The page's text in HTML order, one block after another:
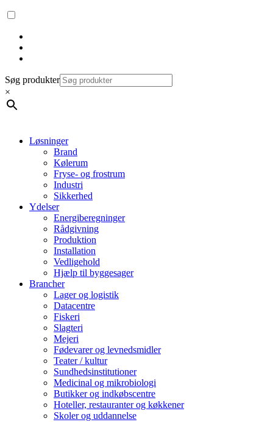
Søg produkter
×
Løsninger
Brand
Kølerum
Fryse- og frostrum
Industri
Sikkerhed
Ydelser
Energiberegninger
Rådgivning
Produktion
Installation
Vedligehold
Hjælp til byggesager
Brancher
Lager og logistik
Datacentre
Fiskeri
Slagteri
Mejeri
Fødevarer og levnedsmidler
Teater / kultur
Sundhedsinstitutioner
Medicinal og mikrobiologi
Butikker og indkøbscentre
Hoteller, restauranter og køkkener
Skoler og uddannelse